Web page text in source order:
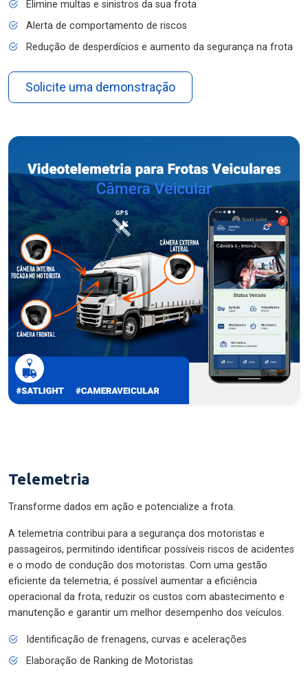
Elimine multas e sinistros da sua frota
Alerta de comportamento de riscos
Redução de desperdícios e aumento da segurança na frota
Solicite uma demonstração
Telemetria
Transforme dados em ação e potencialize a frota.
A telemetria contribui para a segurança dos motoristas e
passageiros, permitindo identificar possíveis riscos de acidentes
e o modo de condução dos motoristas. Com uma gestão
eficiente da telemetria, é possível aumentar a eficiência
operacional da frota, reduzir os custos com abastecimento e
manutenção e garantir um melhor desempenho dos veículos.
Identificação de frenagens, curvas e acelerações
Elaboração de Ranking de Motoristas